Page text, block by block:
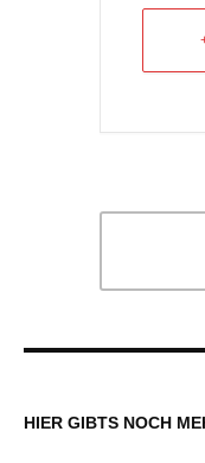
HIER GIBTS NOCH